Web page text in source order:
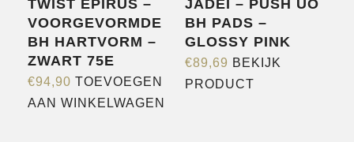
op
de
productpagina
de
TWIST EPIRUS –
VOORGEVORMDE
BH HARTVORM –
ZWART 75E
€94,90 TOEVOEGEN
AAN WINKELWAGEN
JADEI – PUSH UO
BH PADS –
GLOSSY PINK
€89,69 BEKIJK
PRODUCT